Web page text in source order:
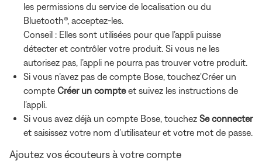
les permissions du service de localisation ou du
Bluetooth®, acceptez-les.
Conseil : Elles sont utilisées pour que l’appli puisse
détecter et contrôler votre produit. Si vous ne les
autorisez pas, l’appli ne pourra pas trouver votre produit.
Si vous n’avez pas de compte Bose, touchez'Créer un
compte Créer un compteet suivez les instructions de
l’appli.
Si vous avez déjà un compte Bose, touchez Se connecter
et saisissez votre nom d’utilisateur et votre mot de passe.
Ajoutez vos écouteurs à votre compte